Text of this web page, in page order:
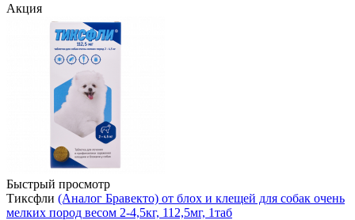
Акция
Быстрый просмотр
Тиксфли (Аналог Бравекто) от блох и клещей для собак очень
мелких пород весом 2-4,5кг, 112,5мг, 1таб